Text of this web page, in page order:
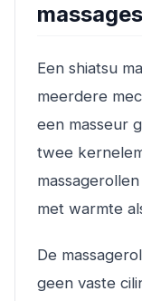
Een shiatsu
meerdere
een masseur
twee
met warmte
De
geen vaste